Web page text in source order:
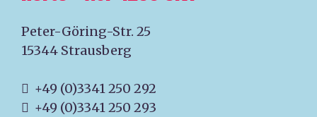
Peter-Göring-Str. 25
15344 Strausberg
+49 (0)3341 250 292
+49 (0)3341 250 293